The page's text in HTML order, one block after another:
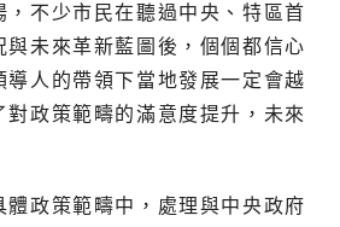
，不少市民在聽過中央、特區首
與未來革新藍圖後，個個都信心
導人的帶領下當地發展一定會越
對政策範疇的滿意度提升，未來
體政策範疇中，處理與中央政府